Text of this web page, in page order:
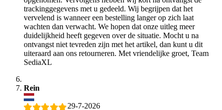
trackinggegevens met u gedeeld. Wij begrijpen dat het
vervelend is wanneer een bestelling langer op zich laat
wachten dan verwacht. We hopen dat onze uitleg meer
duidelijkheid heeft gegeven over de situatie. Mocht u na
ontvangst niet tevreden zijn met het artikel, dan kunt u dit
uiteraard aan ons retourneren. Met vriendelijke groet, Team
SediaXL
Rein
29-7-2026